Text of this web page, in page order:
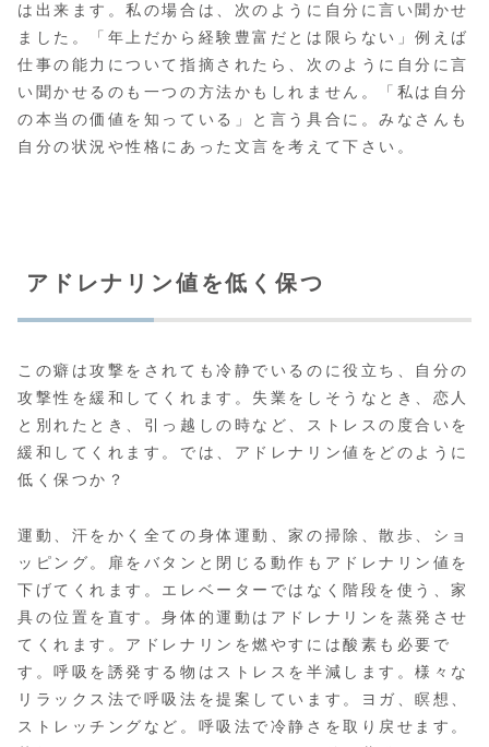
は出来ます。私の場合は、次のように自分に言い聞かせ
ました。「年上だから経験豊富だとは限らない」例えば
仕事の能力について指摘されたら、次のように自分に言
い聞かせるのも一つの方法かもしれません。「私は自分
の本当の価値を知っている」と言う具合に。みなさんも
自分の状況や性格にあった文言を考えて下さい。
アドレナリン値を低く保つ
この癖は攻撃をされても冷静でいるのに役立ち、自分の
攻撃性を緩和してくれます。失業をしそうなとき、恋人
と別れたとき、引っ越しの時など、ストレスの度合いを
緩和してくれます。では、アドレナリン値をどのように
低く保つか？
運動、汗をかく全ての身体運動、家の掃除、散歩、ショ
ッピング。扉をバタンと閉じる動作もアドレナリン値を
下げてくれます。エレベーターではなく階段を使う、家
具の位置を直す。身体的運動はアドレナリンを蒸発させ
てくれます。アドレナリンを燃やすには酸素も必要で
す。呼吸を誘発する物はストレスを半減します。様々な
リラックス法で呼吸法を提案しています。ヨガ、瞑想、
ストレッチングなど。呼吸法で冷静さを取り戻せます。